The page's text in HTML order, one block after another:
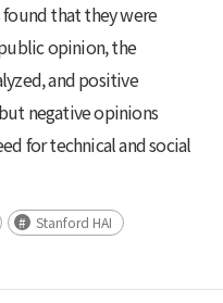
found that they were
opinion, the
and positive
negative opinions
for technical and social
Stanford HAI